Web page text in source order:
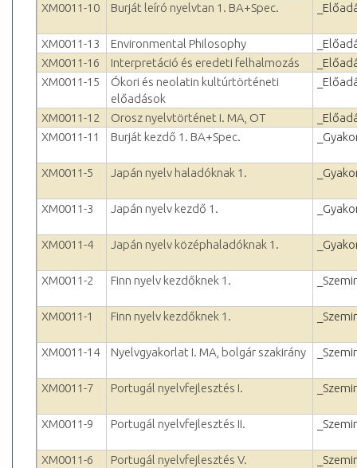
XM0011-10
Burját leíró nyelvtan 1. BA+Spec.
XM0011-13 Environmental Philosophy
XM0011-16
Interpretáció és eredeti felhalmozás
XM0011-15
Ókori és neolatin kultúrtörténeti
előadások
XM0011-12 Orosz nyelvtörténet I. MA, OT
XM0011-11
Burját kezdő 1. BA+Spec.
XM0011-5 Japán nyelv haladóknak 1.
XM0011-3 Japán nyelv kezdő 1.
XM0011-4 Japán nyelv középhaladóknak 1.
XM0011-2 Finn nyelv kezdőknek 1.
XM0011-1 Finn nyelv kezdőknek 1.
XM0011-14 Nyelvgyakorlat I. MA, bolgár szakirány
XM0011-7 Portugál nyelvfejlesztés I.
XM0011-9 Portugál nyelvfejlesztés II.
XM0011-6 Portugál nyelvfejlesztés V.